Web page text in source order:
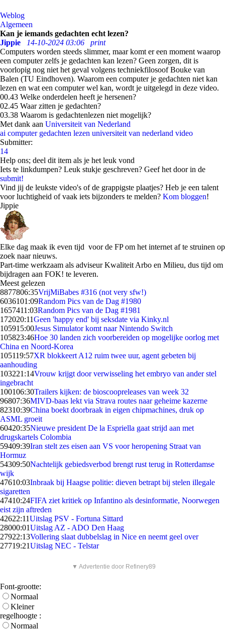
Weblog
Algemeen
Kan je iemands gedachten echt lezen?
Jippie
14-10-2024 03:06
print
Computers worden steeds slimmer, maar komt er een moment waarop
een computer zelfs je gedachten kan lezen? Geen zorgen, dit is
voorlopig nog niet het geval volgens techniekfilosoof Bouke van
Balen (TU Eindhoven). Waarom een computer je gedachten niet kan
lezen en wat een computer wel kan, wordt je uitgelegd in deze video.
00.43 Welke onderdelen heeft je hersenen?
02.45 Waar zitten je gedachten?
03.38 Waarom is gedachtenlezen niet mogelijk?
Met dank aan Universiteit van Nederland
ai computer gedachten lezen universiteit van nederland video
Submitter:
14
Help ons; deel dit item als je het leuk vond
Iets te linkdumpen? Leuk stukje geschreven? Geef het door in de
submit!
Vind jij de leukste video's of de grappigste plaatjes? Heb je een talent
voor luchtigheid of vaak iets bijzonders te melden? Kom bloggen!
Jippie
Elke dag maak ik even tijd voor de FP om het internet af te struinen op
zoek naar nieuws.
Part-time werkzaam als adviseur Kwaliteit Arbo en Milieu, dus tijd om
bijdragen aan FOK! te leveren.
Meest gelezen
8877806:35VrijMiBabes #316 (not very sfw!)
6036101:09Random Pics van de Dag #1980
1657411:03Random Pics van de Dag #1981
172020:11Geen 'happy end' bij seksdate via Kinky.nl
105915:00Jesus Simulator komt naar Nintendo Switch
105823:46Hoe 30 landen zich voorbereiden op mogelijke oorlog met
China en Noord-Korea
105119:57XR blokkeert A12 ruim twee uur, agent gebeten bij
aanhouding
103221:14Vrouw krijgt door verwisseling het embryo van ander stel
ingebracht
100106:30Trailers kijken: de bioscoopreleases van week 32
96807:36MIVD-baas lekt via Strava routes naar geheime kazerne
82310:39China boekt doorbraak in eigen chipmachines, druk op
ASML groeit
60420:35Nieuwe president De la Espriella gaat strijd aan met
drugskartels Colombia
59409:39Iran stelt zes eisen aan VS voor heropening Straat van
Hormuz
54309:50Nachtelijk gebiedsverbod brengt rust terug in Rotterdamse
wijk
47610:03Inbraak bij Haagse politie: dieven betrapt bij stelen illegale
sigaretten
47410:24FIFA ziet kritiek op Infantino als desinformatie, Noorwegen
eist zijn aftreden
42622:11Uitslag PSV - Fortuna Sittard
28000:01Uitslag AZ - ADO Den Haag
27922:13Vollering slaat dubbelslag in Nice en neemt geel over
27719:21Uitslag NEC - Telstar
▼ Advertentie door Refinery89
Font-grootte:
Normaal
Kleiner
regelhoogte :
Normaal